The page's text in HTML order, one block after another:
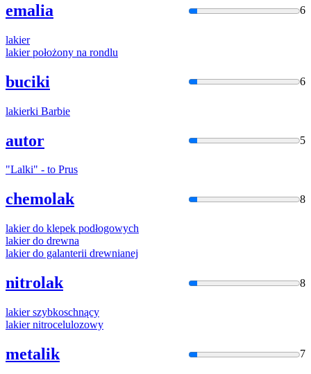
emalia 6
lakier
lakier położony na rondlu
buciki 6
lakierki Barbie
autor 5
"Lalki" - to Prus
chemolak 8
lakier do klepek podłogowych
lakier do drewna
lakier do galanterii drewnianej
nitrolak 8
lakier szybkoschnący
lakier nitrocelulozowy
metalik 7